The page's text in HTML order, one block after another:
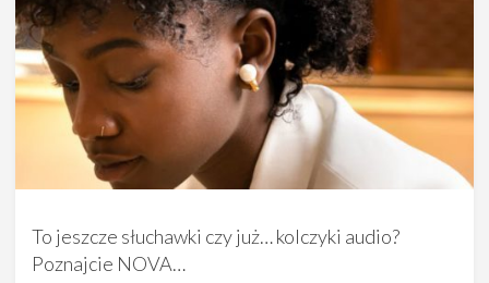
To jeszcze słuchawki czy już… kolczyki audio?
Poznajcie NOVA…